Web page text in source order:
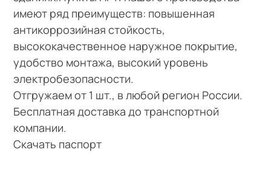
имеют ряд преимуществ: повышенная
антикоррозийная стойкость,
высококачественное наружное покрытие,
удобство монтажа, высокий уровень
электробезопасности.
Отгружаем от 1 шт., в любой регион России.
Бесплатная доставка до транспортной
компании.
Скачать паспорт